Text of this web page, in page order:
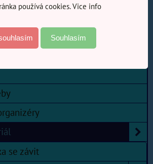
se závit
používá cookies. Vice info
Souhlasím